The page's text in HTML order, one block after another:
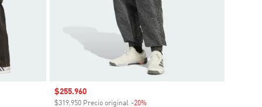
Precio de venta
$255.960
$319.950 Precio original -20%Descuento